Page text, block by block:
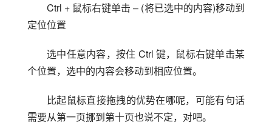
Ctrl + 鼠标右键单击 – (将已选中的内容)移动到
定位位置
选中任意内容，按住 Ctrl 键，鼠标右键单击某
个位置，选中的内容会移动到相应位置。
比起鼠标直接拖拽的优势在哪呢，可能有句话
需要从第一页挪到第十页也说不定，对吧。